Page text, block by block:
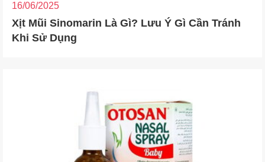
16/06/2025
Xịt Mũi Sinomarin Là Gì? Lưu Ý Gì Cần Tránh
Khi Sử Dụng